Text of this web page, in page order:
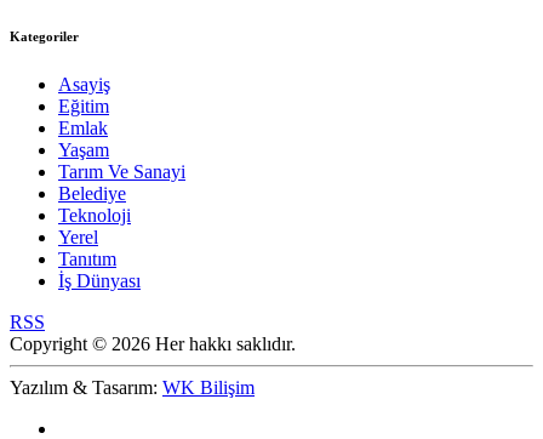
Kategoriler
Asayiş
Eğitim
Emlak
Yaşam
Tarım Ve Sanayi
Belediye
Teknoloji
Yerel
Tanıtım
İş Dünyası
RSS
Copyright © 2026 Her hakkı saklıdır.
Yazılım & Tasarım: WK Bilişim